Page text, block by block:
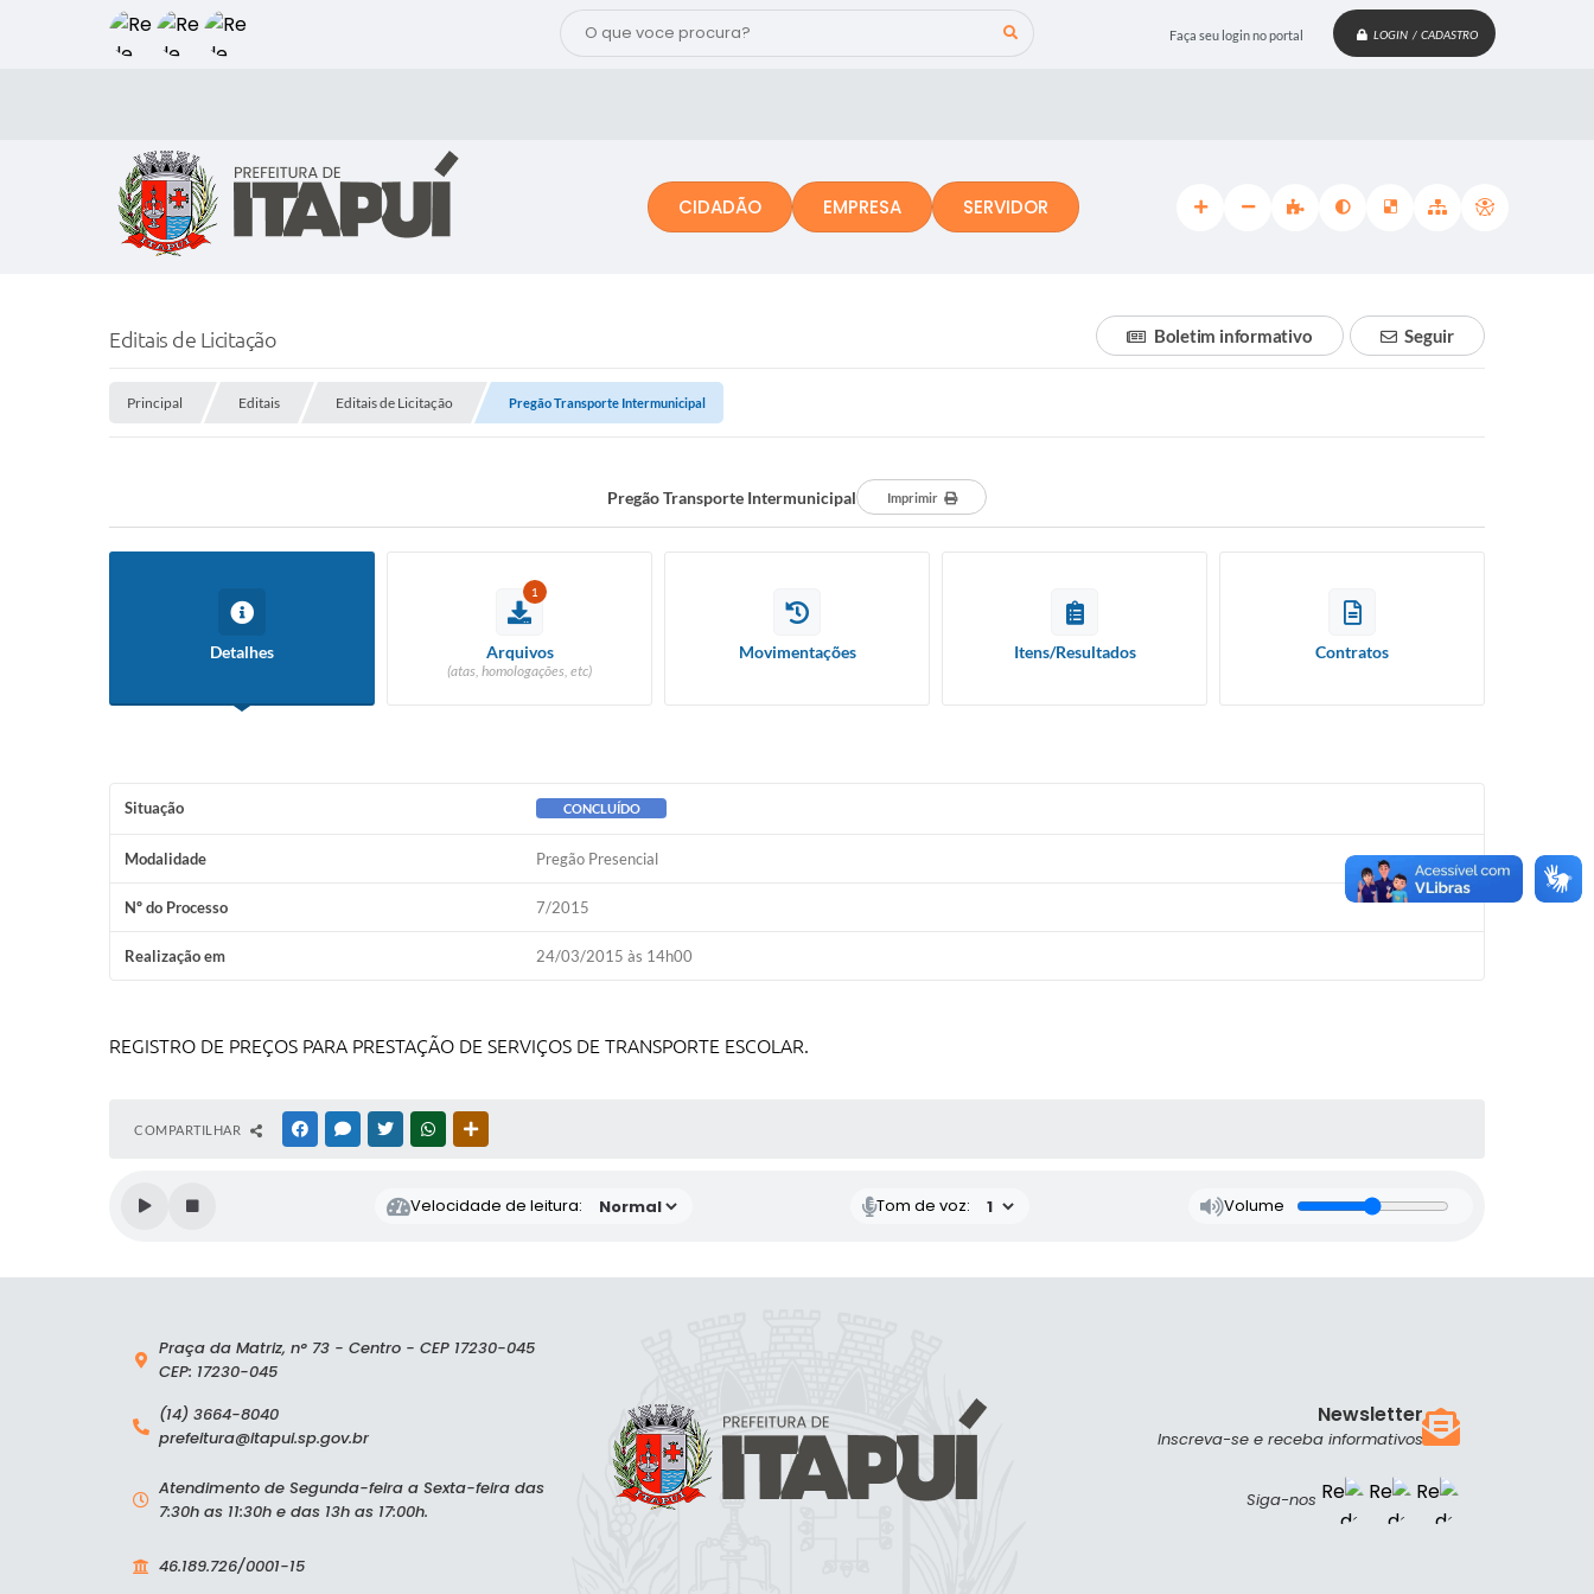
Faça seu login no portal LOGIN / CADASTRO
CIDADÃO EMPRESA SERVIDOR
Editais de Licitação Seguir
Boletim informativo
Principal Editais Editais de Licitação Pregão Transporte Intermunicipal
Pregão Transporte Intermunicipal Imprimir
Detalhes
1
Arquivos
(atas, homologações, etc)
Movimentações Itens/Resultados Contratos
Situação CONCLUÍDO
Modalidade Pregão Presencial
Nº do Processo 7/2015
Realização em 24/03/2015 às 14h00
REGISTRO DE PREÇOS PARA PRESTAÇÃO DE SERVIÇOS DE TRANSPORTE ESCOLAR.
COMPARTILHAR FACEBOOKMESSENGER
TWITTERWHATSAPP
Velocidade de leitura: Tom de voz: Volume
Siga-nos
Praça da Matriz, n° 73 - Centro - CEP 17230-045
CEP: 17230-045
(14) 3664-8040
prefeitura@itapui.sp.gov.br
Atendimento de Segunda-feira a Sexta-feira das
7:30h as 11:30h e das 13h as 17:00h.
46.189.726/0001-15
Newsletter
Inscreva-se e receba informativos